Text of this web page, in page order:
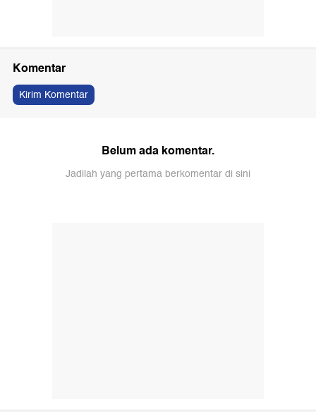
Komentar
Kirim Komentar
Belum ada komentar.
Jadilah yang pertama berkomentar di sini